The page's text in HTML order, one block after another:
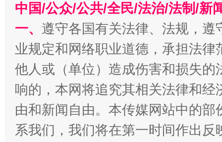
在谋一域中谋全局
今
中国/公众/公共/全民/法治/法制/新
一、 遵守各国有关法律、法规，
业规定和网络职业道德，承担法
他人或（单位）造成伤害和损失
响的，本网将追究其相关法律和
由和新闻自由。本传媒网站中的
系我们，我们将在第一时间作出